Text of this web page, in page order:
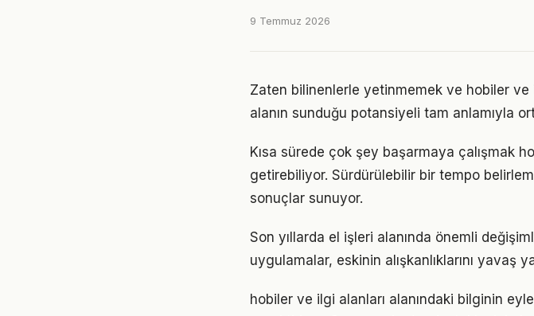
9 Temmuz 2026
Zaten bilinenlerle yetinmemek ve hobiler
alanın sunduğu potansiyeli tam anlamıyla
Kısa sürede çok şey başarmaya çalışmak
getirebiliyor. Sürdürülebilir bir tempo
sonuçlar sunuyor.
Son yıllarda el işleri alanında önemli
uygulamalar, eskinin alışkanlıklarını yavaş
hobiler ve ilgi alanları alanındaki bilginin